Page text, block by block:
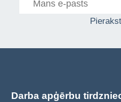
Darba apģērbu